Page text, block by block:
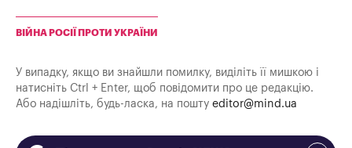
ВІЙНА РОСІЇ ПРОТИ УКРАЇНИ
У випадку, якщо ви знайшли помилку, виділіть її мишкою і
натисніть Ctrl + Enter, щоб повідомити про це редакцію.
Або надішліть, будь-ласка, на пошту editor@mind.ua